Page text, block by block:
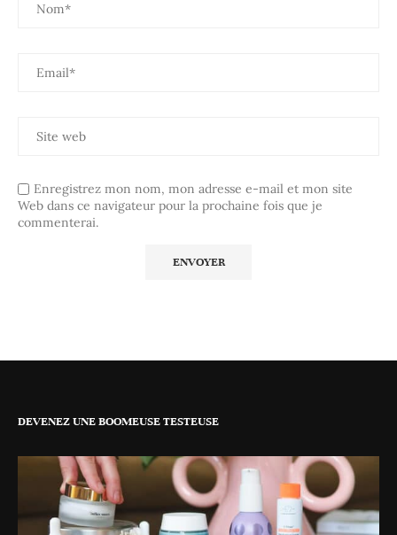
Enregistrez mon nom, mon adresse e-mail et mon site
Web dans ce navigateur pour la prochaine fois que je
commenterai.
DEVENEZ UNE BOOMEUSE TESTEUSE